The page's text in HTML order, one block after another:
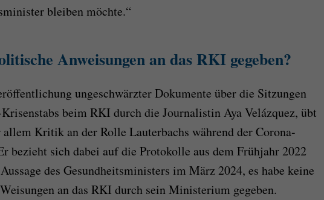
bleiben möchte.“
Anweisungen an das RKI gegeben?
ungeschwärzter Dokumente über die Sitzungen
beim RKI durch die Journalistin Aya Velázquez, übt
Kritik an der Rolle Lauterbachs während der Corona-
bezieht sich dabei auf die Protokolle aus dem Frühjahr 2022
des Gesundheitsministers im März 2024, es habe keine
an das RKI durch sein Ministerium gegeben.